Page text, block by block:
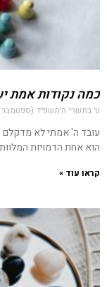
כמה נקודות אמת
ט׳ בתשרי ה׳תשפ״ד (ספטמבר 24, 2023)
עובד ה' אמתי לא מדקלם
הוא אחת הדמויות
קראו עוד »